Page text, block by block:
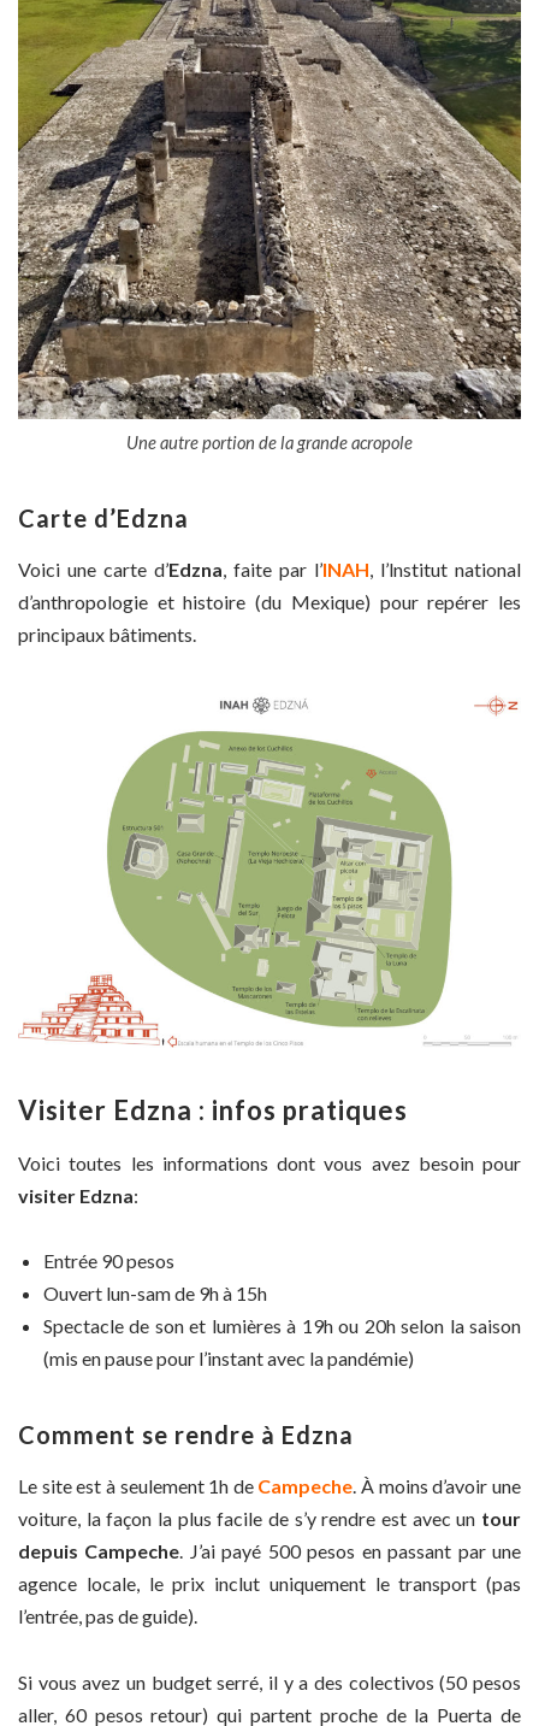
Une autre portion de la grande acropole
Carte d’Edzna
Voici une carte d’Edzna, faite par l’INAH, l’lnstitut national
d’anthropologie et histoire (du Mexique) pour repérer les
principaux bâtiments.
Visiter Edzna : infos pratiques
Voici toutes les informations dont vous avez besoin pour
visiter Edzna:
Entrée 90 pesos
Ouvert lun-sam de 9h à 15h
Spectacle de son et lumières à 19h ou 20h selon la saison
(mis en pause pour l’instant avec la pandémie)
Comment se rendre à Edzna
Le site est à seulement 1h de Campeche. À moins d’avoir une
voiture, la façon la plus facile de s’y rendre est avec un tour
depuis Campeche. J’ai payé 500 pesos en passant par une
agence locale, le prix inclut uniquement le transport (pas
l’entrée, pas de guide).
Si vous avez un budget serré, il y a des colectivos (50 pesos
aller, 60 pesos retour) qui partent proche de la Puerta de